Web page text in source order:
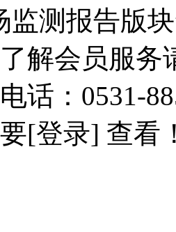
监测报告版
解会员服务
话：0531-
[登录] 查看